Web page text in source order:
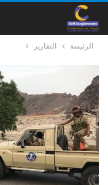
الرئيسة التقارير